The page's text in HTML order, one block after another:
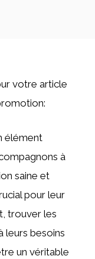
votre article
élément
à
saine et
pour leur
trouver les
leurs besoins
un véritable